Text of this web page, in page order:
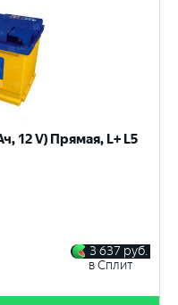
12 V) Прямая, L+ L5
3 637 руб.
в Сплит